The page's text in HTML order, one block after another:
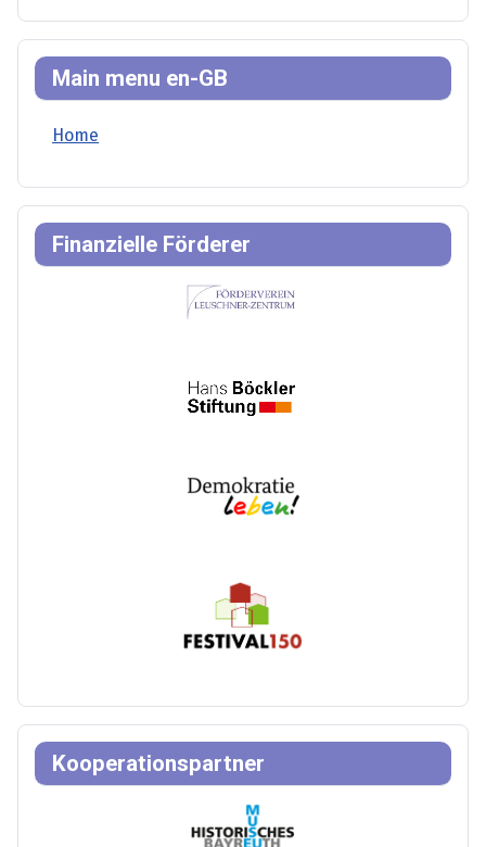
Main menu en-GB
Home
Finanzielle Förderer
Kooperationspartner